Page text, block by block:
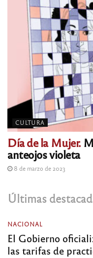
CULTURA
Día de la Mujer.
anteojos violeta
8 de marzo de 2023
Últimas
NACIONAL
El Gobierno
las tarifas de